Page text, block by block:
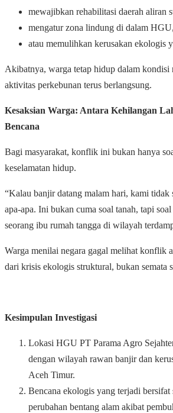
mewajibkan rehabilitasi daerah aliran
mengatur zona lindung di dalam HGU,
atau memulihkan kerusakan ekologis
Akibatnya, warga tetap hidup dalam kondisi
aktivitas perkebunan terus berlangsung.
Kesaksian Warga: Antara Kehilangan
Bencana
Bagi masyarakat, konflik ini bukan hanya
keselamatan hidup.
“Kalau banjir datang malam hari, kami tidak
apa-apa. Ini bukan cuma soal tanah, tapi
seorang ibu rumah tangga di wilayah
Warga menilai negara gagal melihat konflik
dari krisis ekologis struktural, bukan semata
Kesimpulan Investigasi
Lokasi HGU PT Parama Agro
dengan wilayah rawan banjir dan
Aceh Timur.
Bencana ekologis yang terjadi
perubahan bentang alam akibat